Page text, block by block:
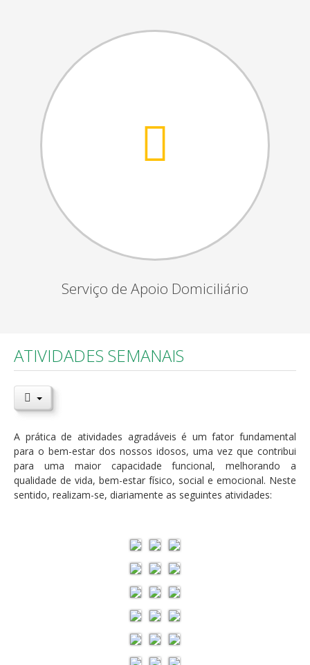
Serviço de Apoio Domiciliário
ATIVIDADES SEMANAIS
A prática de atividades agradáveis é um fator fundamental
para o bem-estar dos nossos idosos, uma vez que contribui
para uma maior capacidade funcional, melhorando a
qualidade de vida, bem-estar físico, social e emocional. Neste
sentido, realizam-se, diariamente as seguintes atividades: